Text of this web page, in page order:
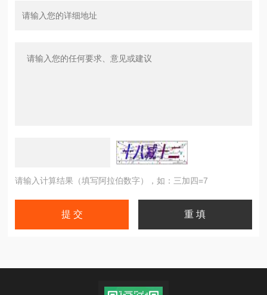
请输入计算结果（填写阿拉伯数字），如：三加四=7